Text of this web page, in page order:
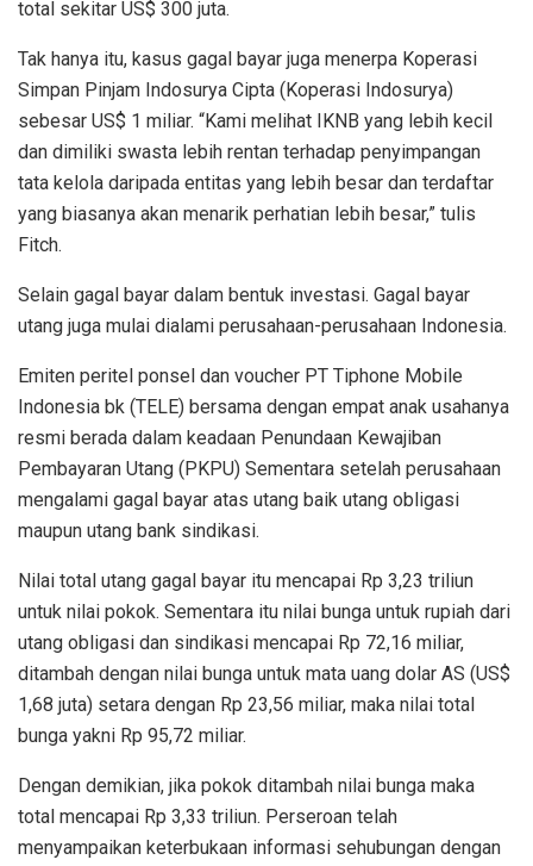
total sekitar US$ 300 juta.
Tak hanya itu, kasus gagal bayar juga menerpa Koperasi
Simpan Pinjam Indosurya Cipta (Koperasi Indosurya)
sebesar US$ 1 miliar. “Kami melihat IKNB yang lebih kecil
dan dimiliki swasta lebih rentan terhadap penyimpangan
tata kelola daripada entitas yang lebih besar dan terdaftar
yang biasanya akan menarik perhatian lebih besar,” tulis
Fitch.
Selain gagal bayar dalam bentuk investasi. Gagal bayar
utang juga mulai dialami perusahaan-perusahaan Indonesia.
Emiten peritel ponsel dan voucher PT Tiphone Mobile
Indonesia bk (TELE) bersama dengan empat anak usahanya
resmi berada dalam keadaan Penundaan Kewajiban
Pembayaran Utang (PKPU) Sementara setelah perusahaan
mengalami gagal bayar atas utang baik utang obligasi
maupun utang bank sindikasi.
Nilai total utang gagal bayar itu mencapai Rp 3,23 triliun
untuk nilai pokok. Sementara itu nilai bunga untuk rupiah dari
utang obligasi dan sindikasi mencapai Rp 72,16 miliar,
ditambah dengan nilai bunga untuk mata uang dolar AS (US$
1,68 juta) setara dengan Rp 23,56 miliar, maka nilai total
bunga yakni Rp 95,72 miliar.
Dengan demikian, jika pokok ditambah nilai bunga maka
total mencapai Rp 3,33 triliun. Perseroan telah
menyampaikan keterbukaan informasi sehubungan dengan